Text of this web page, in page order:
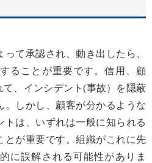
て承認され、動き出したら、
ることが重要です。信用、顧
、インシデント(事故）を隠蔽
。しかし、顧客が分かるような
トは、いずれは一般に知られる
とが重要です。組織がこれに先
に誤解される可能性がありま